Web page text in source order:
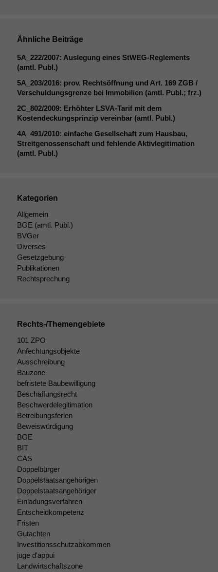
Ähnliche Beiträge
5A_222/2007: Auslegung eines StWEG-Reglements
(amtl. Publ.)
5A_203/2016: prov. Rechtsöffnung und Art. 169 ZGB /
Verschuldungsgrenze bei Immobilien (amtl. Publ.; frz.)
2C_802/2009: Erhöhter LSVA-Tarif mit dem
Kostendeckungsprinzip vereinbar (amtl. Publ.)
4A_491/2010: einfache Gesellschaft zum Hausbau,
Streitgenossenschaft und fehlende Aktivlegitimation
(amtl. Publ.)
Kategorien
Allgemein
BGE (amtl. Publ.)
BVGer
Diverses
Gesetzgebung
Publikationen
Rechtsprechung
Rechts-/Themengebiete
101 ZPO
Anfechtungsobjekte
Ausschreibung
Bauzone
befristete Baubewilligung
Beschaffungsrecht
Beschwerdelegitimation
Betreibungsferien
Beweiswürdigung
BGE
BIT
CAS
Doppelbürger
Doppelstaatsangehörigen
Doppelstaatsangehöriger
Einladungsverfahren
Entscheidkompetenz
Fristen
Gutachten
Investitionsschutzabkommen
juge d'appui
Landwirtschaftszone